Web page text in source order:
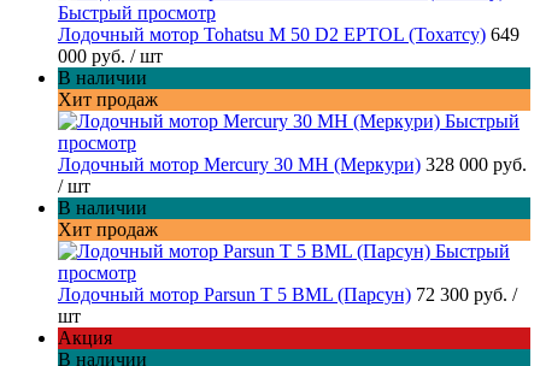
Быстрый просмотр
Лодочный мотор Tohatsu M 50 D2 EPTOL (Тохатсу) 649
000 руб. / шт
В наличии
Хит продаж
Быстрый
просмотр
Лодочный мотор Mercury 30 MH (Меркури) 328 000 руб.
/ шт
В наличии
Хит продаж
Быстрый
просмотр
Лодочный мотор Parsun T 5 BML (Парсун) 72 300 руб. /
шт
Акция
В наличии